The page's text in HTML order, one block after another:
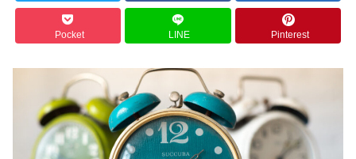
Pocket LINE Pinterest